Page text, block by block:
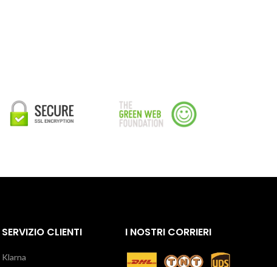
SERVIZIO CLIENTI
Klarna
I NOSTRI CORRIERI